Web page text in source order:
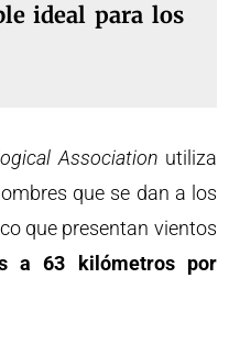
ideal para los
Association utiliza
que se dan a los
que presentan vientos
a 63 kilómetros por